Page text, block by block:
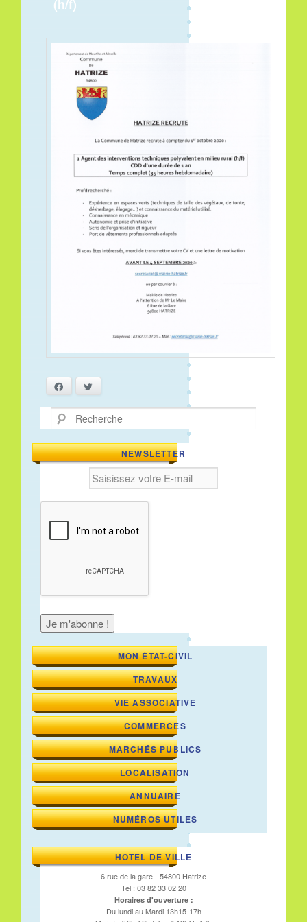
(h/f)
Facebook
Recherche
NEWSLETTER
MON ÉTAT-CIVIL
TRAVAUX
VIE ASSOCIATIVE
COMMERCES
MARCHÉS PUBLICS
LOCALISATION
ANNUAIRE
NUMÉROS UTILES
HÔTEL DE VILLE
6 rue de la gare - 54800 Hatrize
Tel : 03 82 33 02 20
Horaires d'ouverture :
Du lundi au Mardi 13h15-17h